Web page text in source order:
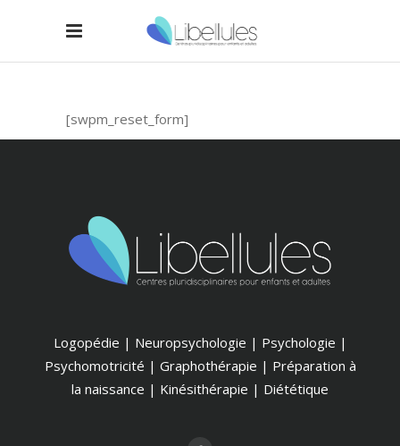
[swpm_reset_form]
Logopédie | Neuropsychologie | Psychologie |
Psychomotricité | Graphothérapie | Préparation à
la naissance | Kinésithérapie | Diététique